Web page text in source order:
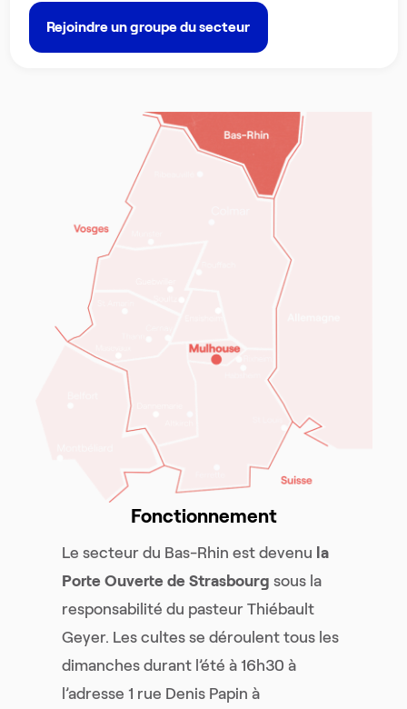
Rejoindre un groupe du secteur
Fonctionnement
Le secteur du Bas-Rhin est devenu la
Porte Ouverte de Strasbourg sous la
responsabilité du pasteur Thiébault
Geyer. Les cultes se déroulent tous les
dimanches durant l’été à 16h30 à
l’adresse 1 rue Denis Papin à